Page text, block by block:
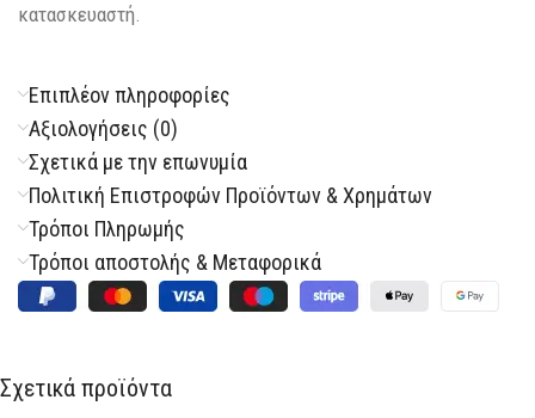
κατασκευαστή.
Επιπλέον πληροφορίες
Αξιολογήσεις (0)
Σχετικά με την επωνυμία
Πολιτική Επιστροφών Προϊόντων & Χρημάτων
Τρόποι Πληρωμής
Τρόποι αποστολής & Μεταφορικά
Σχετικά προϊόντα